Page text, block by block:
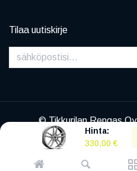
Hinta:
330,00 €
Tilaa uutiskirje
© Tikkurilan Rengas
|
Powered by